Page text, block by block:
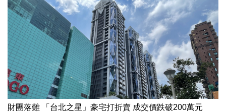
財團落難 「台北之星」豪宅打折賣 成交價跌破200萬元